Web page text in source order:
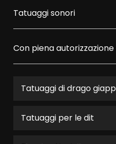
Tatuaggi sonori
Con piena
Tatuaggi di drago
Tatuaggi per le dit